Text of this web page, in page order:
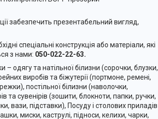
забезпечить презентабельний вигляд,
спеціальні конструкція або матеріали, які
з нами: 050-022-22-63.
одягу та натільної білизни (сорочки, блузки,
виробів та біжутерії (портмоне, ремені,
постільної білизни (наволочки,
та сувенірів (зошити, блокноти, папки, ручки,
вази, підставки), Посуду і столових приладів
миски, каструлі, підноси, келихи, чарки,